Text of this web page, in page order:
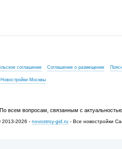
соглашение Соглашение о размещении
Новостройки Москвы
По всем вопросам, связанным с
2013-2026 - novostroy-gid.ru - Все новостройки